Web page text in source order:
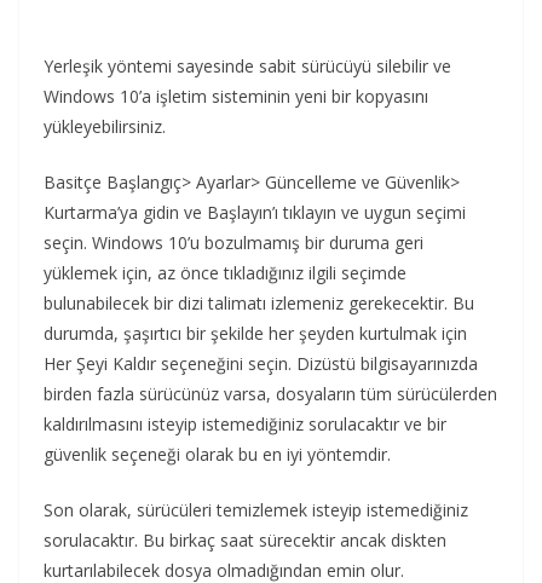
Yerleşik yöntemi sayesinde sabit sürücüyü silebilir ve
Windows 10’a işletim sisteminin yeni bir kopyasını
yükleyebilirsiniz.
Basitçe Başlangıç> Ayarlar> Güncelleme ve Güvenlik>
Kurtarma’ya gidin ve Başlayın’ı tıklayın ve uygun seçimi
seçin. Windows 10’u bozulmamış bir duruma geri
yüklemek için, az önce tıkladığınız ilgili seçimde
bulunabilecek bir dizi talimatı izlemeniz gerekecektir. Bu
durumda, şaşırtıcı bir şekilde her şeyden kurtulmak için
Her Şeyi Kaldır seçeneğini seçin. Dizüstü bilgisayarınızda
birden fazla sürücünüz varsa, dosyaların tüm sürücülerden
kaldırılmasını isteyip istemediğiniz sorulacaktır ve bir
güvenlik seçeneği olarak bu en iyi yöntemdir.
Son olarak, sürücüleri temizlemek isteyip istemediğiniz
sorulacaktır. Bu birkaç saat sürecektir ancak diskten
kurtarılabilecek dosya olmadığından emin olur.